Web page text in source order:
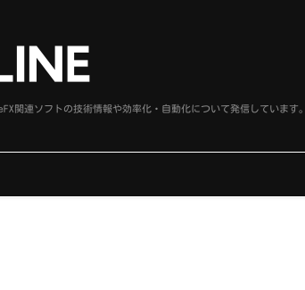
関連ソフトの技術情報や効率化・自動化について発信しています。